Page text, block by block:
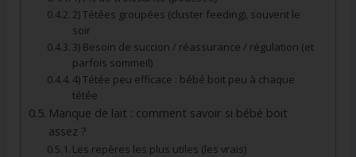
2) Tétées groupées (cluster feeding), souvent le
soir
3) Besoin de succion / réassurance / régulation (et
parfois sommeil)
4) Tétée peu efficace : bébé boit peu à chaque
tétée
Manque de lait : comment savoir si bébé boit
assez ?
Les repères les plus utiles (les vrais)